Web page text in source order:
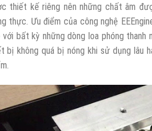
thiết kế riêng nên những chất âm
thực. Ưu điểm của công nghệ
với bất kỳ những dòng loa phóng
bị không quá bị nóng khi sử dụng lâu